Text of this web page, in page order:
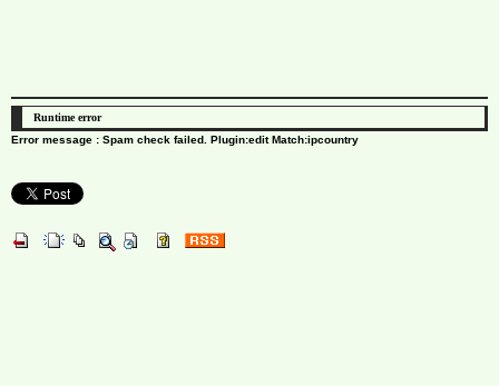
Runtime error
Error message : Spam check failed. Plugin:edit Match:ipcountry